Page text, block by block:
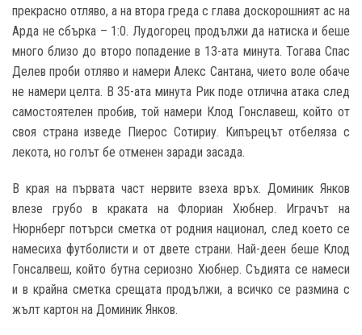
прекрасно отляво, а на втора греда с глава доскорошният ас на
Арда не сбърка – 1:0. Лудогорец продължи да натиска и беше
много близо до второ попадение в 13-ата минута. Тогава Спас
Делев проби отляво и намери Алекс Сантана, чието воле обаче
не намери целта. В 35-ата минута Рик поде отлична атака след
самостоятелен пробив, той намери Клод Гонславеш, който от
своя страна изведе Пиерос Сотириу. Кипърецът отбеляза с
лекота, но голът бе отменен заради засада.
В края на първата част нервите взеха връх. Доминик Янков
влезе грубо в краката на Флориан Хюбнер. Играчът на
Нюрнберг потърси сметка от родния национал, след което се
намесиха футболисти и от двете страни. Най-деен беше Клод
Гонсалвеш, който бутна сериозно Хюбнер. Съдията се намеси
и в крайна сметка срещата продължи, а всичко се размина с
жълт картон на Доминик Янков.